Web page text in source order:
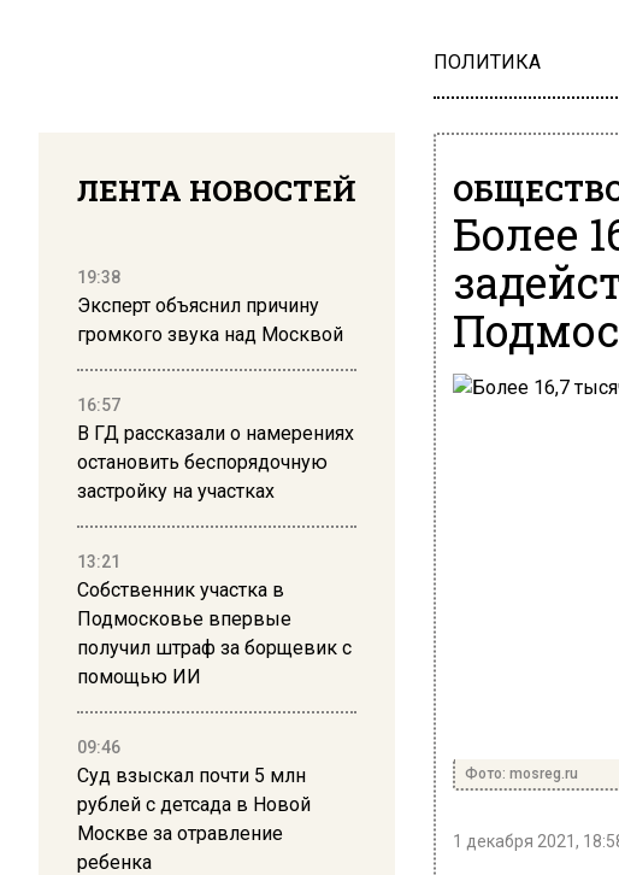
ПОЛИТИКА
ЛЕНТА НОВОСТЕЙ
19:38
Эксперт объяснил причину
громкого звука над Москвой
16:57
В ГД рассказали о намерениях
остановить беспорядочную
застройку на участках
13:21
Собственник участка в
Подмосковье впервые
получил штраф за борщевик с
помощью ИИ
09:46
Суд взыскал почти 5 млн
рублей с детсада в Новой
Москве за отравление
ребенка
Более
Фото: mosreg.ru
1 декабря 2021,